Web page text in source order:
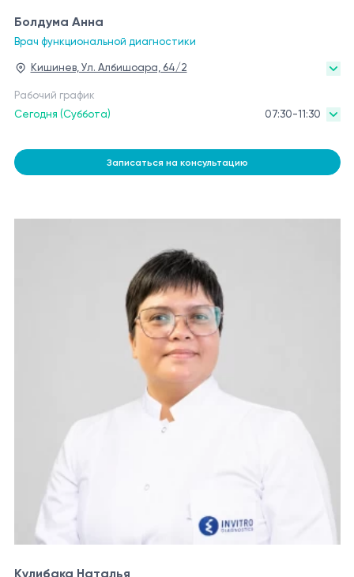
Болдума Анна
Врач функциональной диагностики
Кишинев, Ул. Албишоара, 64/2
Рабочий график
Сегодня (Суббота)
07:30-11:30
Записаться на консультацию
Кулибака Наталья